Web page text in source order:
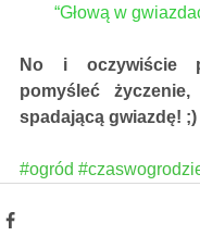
“Głową w
No i oczywiście
pomyśleć
spadającą gwiazdę! ;)
#ogród